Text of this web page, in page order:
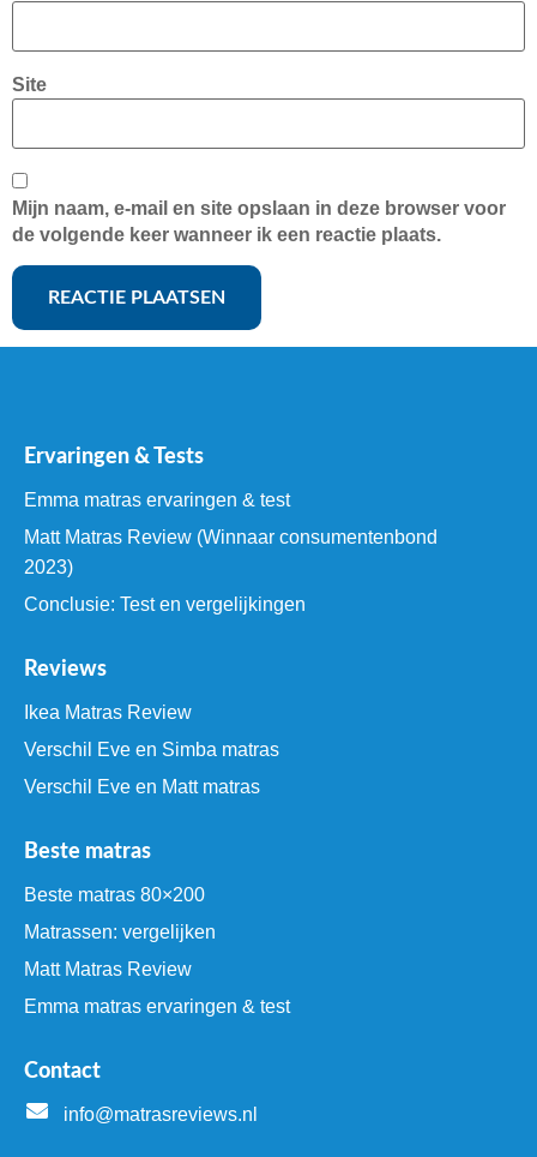
Site
Mijn naam, e-mail en site opslaan in deze browser voor
de volgende keer wanneer ik een reactie plaats.
Ervaringen & Tests
Emma matras ervaringen & test
Matt Matras Review (Winnaar consumentenbond
2023)
Conclusie: Test en vergelijkingen
Reviews
Ikea Matras Review
Verschil Eve en Simba matras
Verschil Eve en Matt matras
Beste matras
Beste matras 80×200
Matrassen: vergelijken
Matt Matras Review
Emma matras ervaringen & test
Contact
info@matrasreviews.nl